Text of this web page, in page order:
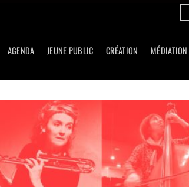
AGENDA JEUNE PUBLIC CRÉATION MÉDIATION